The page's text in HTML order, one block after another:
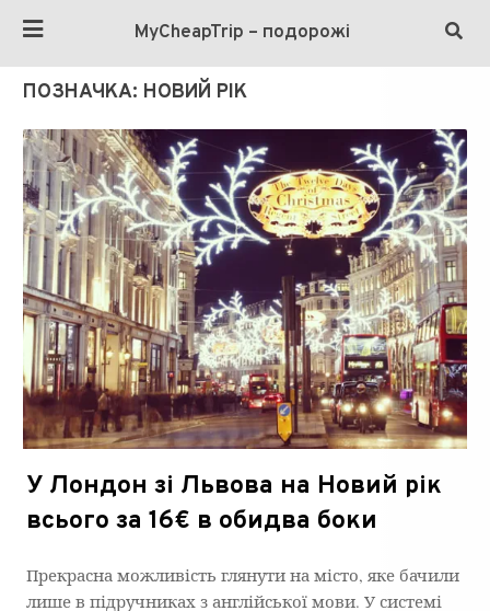
MyCheapTrip – подорожі
ПОЗНАЧКА: НОВИЙ РІК
У Лондон зі Львова на Новий рік
всього за 16€ в обидва боки
Прекрасна можливість глянути на місто, яке бачили
лише в підручниках з англійської мови. У системі